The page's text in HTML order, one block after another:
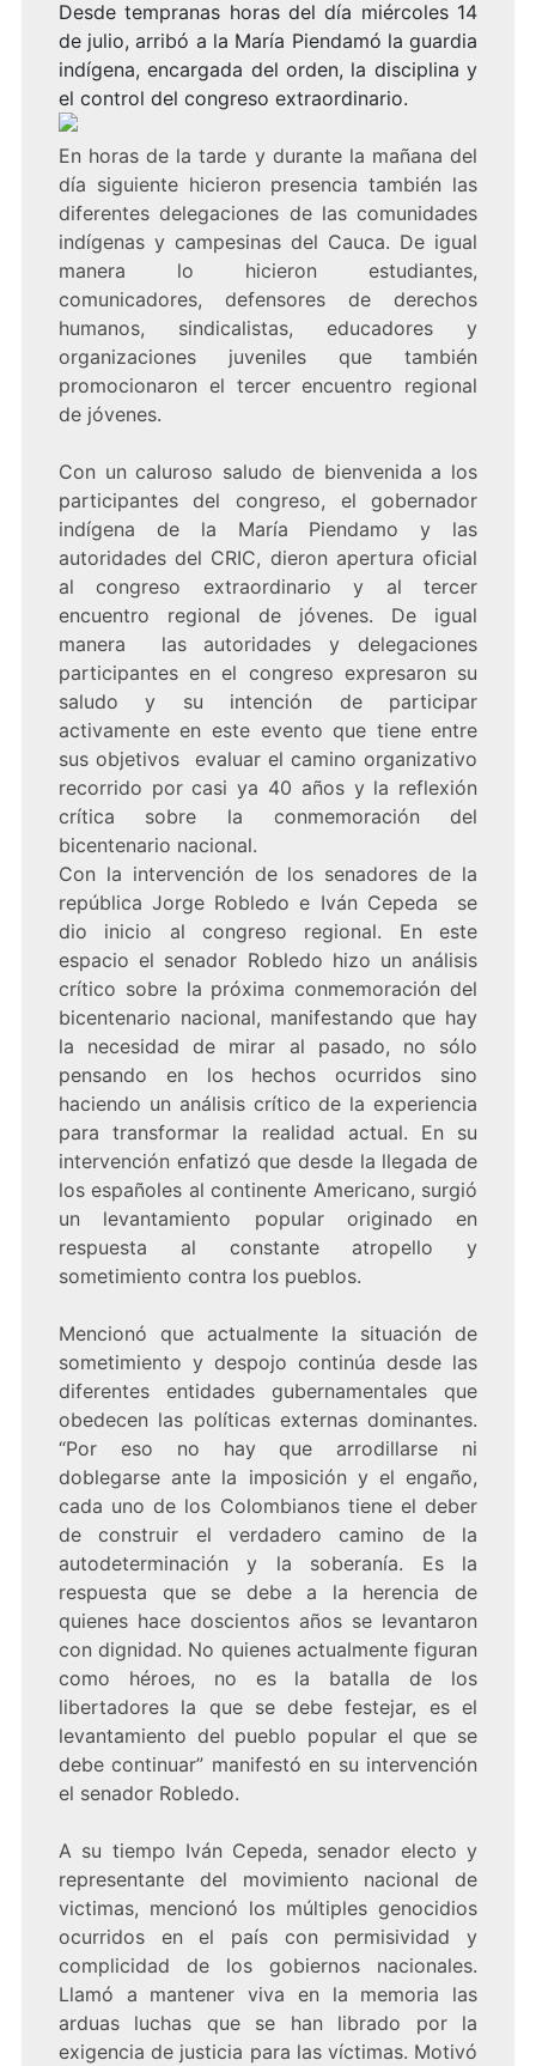
Desde tempranas horas del día miércoles 14
de julio, arribó a la María Piendamó la guardia
indígena, encargada del orden, la disciplina y
el control del congreso extraordinario.
En horas de la tarde y durante la mañana del
día siguiente hicieron presencia también las
diferentes delegaciones de las comunidades
indígenas y campesinas del Cauca. De igual
manera lo hicieron estudiantes,
comunicadores, defensores de derechos
humanos, sindicalistas, educadores y
organizaciones juveniles que también
promocionaron el tercer encuentro regional
de jóvenes.
Con un caluroso saludo de bienvenida a los
participantes del congreso, el gobernador
indígena de la María Piendamo y las
autoridades del CRIC, dieron apertura oficial
al congreso extraordinario y al tercer
encuentro regional de jóvenes. De igual
manera las autoridades y delegaciones
participantes en el congreso expresaron su
saludo y su intención de participar
activamente en este evento que tiene entre
sus objetivos evaluar el camino organizativo
recorrido por casi ya 40 años y la reflexión
crítica sobre la conmemoración del
bicentenario nacional.
Con la intervención de los senadores de la
república Jorge Robledo e Iván Cepeda se
dio inicio al congreso regional. En este
espacio el senador Robledo hizo un análisis
crítico sobre la próxima conmemoración del
bicentenario nacional, manifestando que hay
la necesidad de mirar al pasado, no sólo
pensando en los hechos ocurridos sino
haciendo un análisis crítico de la experiencia
para transformar la realidad actual. En su
intervención enfatizó que desde la llegada de
los españoles al continente Americano, surgió
un levantamiento popular originado en
respuesta al constante atropello y
sometimiento contra los pueblos.
Mencionó que actualmente la situación de
sometimiento y despojo continúa desde las
diferentes entidades gubernamentales que
obedecen las políticas externas dominantes.
“Por eso no hay que arrodillarse ni
doblegarse ante la imposición y el engaño,
cada uno de los Colombianos tiene el deber
de construir el verdadero camino de la
autodeterminación y la soberanía. Es la
respuesta que se debe a la herencia de
quienes hace doscientos años se levantaron
con dignidad. No quienes actualmente figuran
como héroes, no es la batalla de los
libertadores la que se debe festejar, es el
levantamiento del pueblo popular el que se
debe continuar” manifestó en su intervención
el senador Robledo.
A su tiempo Iván Cepeda, senador electo y
representante del movimiento nacional de
victimas, mencionó los múltiples genocidios
ocurridos en el país con permisividad y
complicidad de los gobiernos nacionales.
Llamó a mantener viva en la memoria las
arduas luchas que se han librado por la
exigencia de justicia para las víctimas. Motivó